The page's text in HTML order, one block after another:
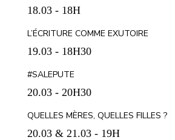
18.03 - 18H
L’ÉCRITURE COMME EXUTOIRE
19.03 - 18H30
#SALEPUTE
20.03 - 20H30
QUELLES MÈRES, QUELLES FILLES ?
20.03 & 21.03 - 19H